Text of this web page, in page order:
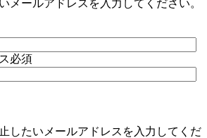
メールアドレスを入力してください。
必須
したいメールアドレスを入力してくだ